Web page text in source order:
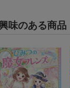
味のある商品